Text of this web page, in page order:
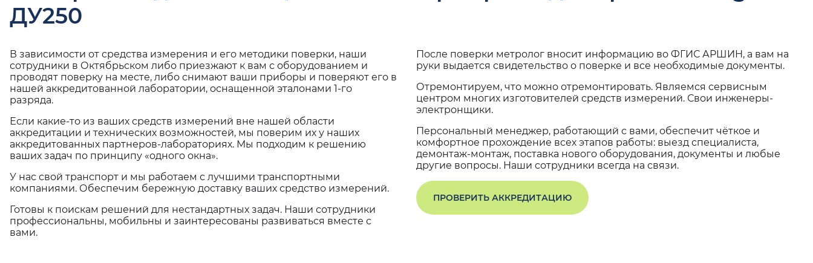
ДУ250
В зависимости от средства измерения и его методики поверки, наши
сотрудники в Октябрьском либо приезжают к вам с оборудованием и
проводят поверку на месте, либо снимают ваши приборы и поверяют его в
нашей аккредитованной лаборатории, оснащенной эталонами 1-го
разряда.
Если какие-то из ваших средств измерений вне нашей области
аккредитации и технических возможностей, мы поверим их у наших
аккредитованных партнеров-лабораториях. Мы подходим к решению
ваших задач по принципу «одного окна».
У нас свой транспорт и мы работаем с лучшими транспортными
компаниями. Обеспечим бережную доставку ваших средство измерений.
Готовы к поискам решений для нестандартных задач. Наши сотрудники
профессиональны, мобильны и заинтересованы развиваться вместе с
вами.
После поверки метролог вносит информацию во ФГИС АРШИН, а вам на
руки выдается свидетельство о поверке и все необходимые документы.
Отремонтируем, что можно отремонтировать. Являемся сервисным
центром многих изготовителей средств измерений. Свои инженеры-
электронщики.
Персональный менеджер, работающий с вами, обеспечит чёткое и
комфортное прохождение всех этапов работы: выезд специалиста,
демонтаж-монтаж, поставка нового оборудования, документы и любые
другие вопросы. Наши сотрудники всегда на связи.
ПРОВЕРИТЬ АККРЕДИТАЦИЮ